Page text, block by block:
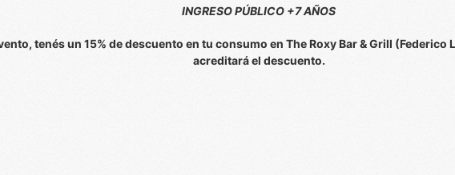
INGRESO PÚBLICO +7 AÑOS
tenés un 15% de descuento en tu consumo en The Roxy Bar & Grill
acreditará el descuento.